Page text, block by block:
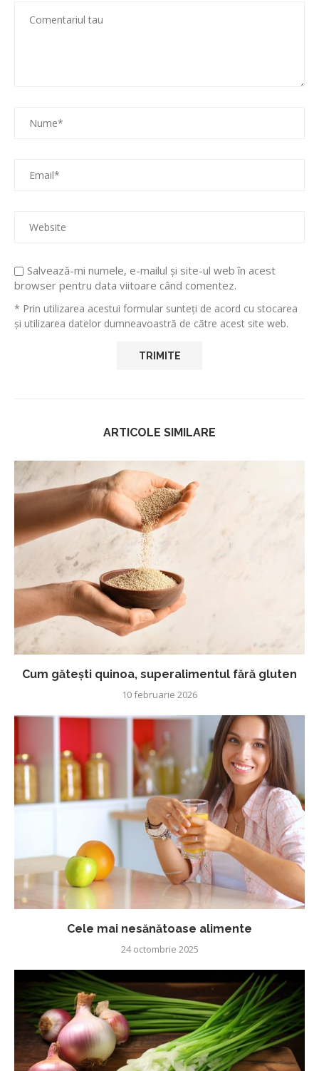
Salvează-mi numele, e-mailul și site-ul web în acest
browser pentru data viitoare când comentez.
* Prin utilizarea acestui formular sunteți de acord cu stocarea
și utilizarea datelor dumneavoastră de către acest site web.
ARTICOLE SIMILARE
Cum gătești quinoa, superalimentul fără gluten
10 februarie 2026
Cele mai nesănătoase alimente
24 octombrie 2025